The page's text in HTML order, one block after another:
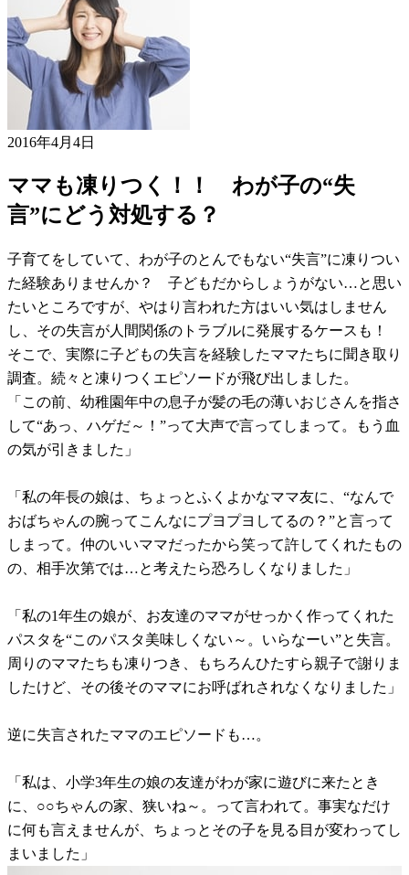
2016年4月4日
ママも凍りつく！！ わが子の“失
言”にどう対処する？
子育てをしていて、わが子のとんでもない“失言”に凍りつい
た経験ありませんか？ 子どもだからしょうがない…と思い
たいところですが、やはり言われた方はいい気はしません
し、その失言が人間関係のトラブルに発展するケースも！
そこで、実際に子どもの失言を経験したママたちに聞き取り
調査。続々と凍りつくエピソードが飛び出しました。
「この前、幼稚園年中の息子が髪の毛の薄いおじさんを指さ
して“あっ、ハゲだ～！”って大声で言ってしまって。もう血
の気が引きました」
「私の年長の娘は、ちょっとふくよかなママ友に、“なんで
おばちゃんの腕ってこんなにプヨプヨしてるの？”と言って
しまって。仲のいいママだったから笑って許してくれたもの
の、相手次第では…と考えたら恐ろしくなりました」
「私の1年生の娘が、お友達のママがせっかく作ってくれた
パスタを“このパスタ美味しくない～。いらなーい”と失言。
周りのママたちも凍りつき、もちろんひたすら親子で謝りま
したけど、その後そのママにお呼ばれされなくなりました」
逆に失言されたママのエピソードも…。
「私は、小学3年生の娘の友達がわが家に遊びに来たとき
に、○○ちゃんの家、狭いね～。って言われて。事実なだけ
に何も言えませんが、ちょっとその子を見る目が変わってし
まいました」